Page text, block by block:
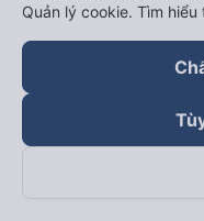
Đà Nẵng đi Hội An
Đà Nẵng đi Huế
Quản lý cookie. Tìm hiểu